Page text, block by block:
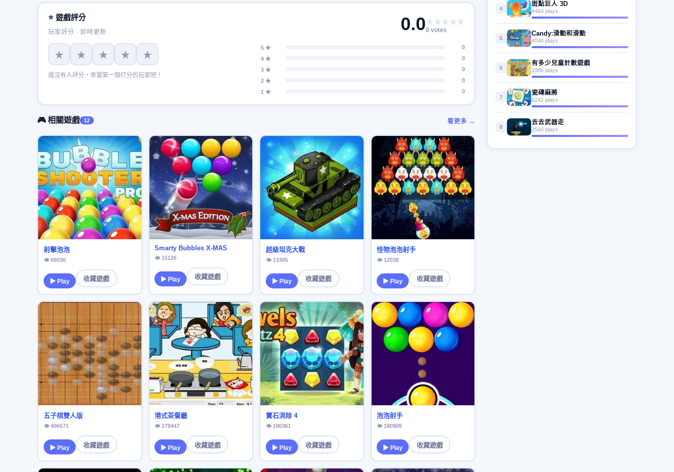
⭐ 遊戲評分
玩家評分 · 即時更新 0.0★★★★★
0 votes
★ ★ ★ ★ ★
還沒有人評分，來當第一個打分的玩家吧！
5 ★
0
4 ★
0
3 ★
0
2 ★
0
1 ★
0
🎮 相關遊戲 12 看更多 →
射擊泡泡
👁 66030
▶ Play 收藏遊戲
Smarty Bubbles X-MAS
👁 15126
▶ Play 收藏遊戲
超級坦克大戰
👁 13305
▶ Play 收藏遊戲
怪物泡泡射手
👁 12038
▶ Play 收藏遊戲
五子棋雙人版
👁 406571
▶ Play 收藏遊戲
港式茶餐廳
👁 279447
▶ Play 收藏遊戲
寶石消除 4
👁 196361
▶ Play 收藏遊戲
泡泡射手
👁 180909
▶ Play 收藏遊戲
4
斑點巨人 3D
4464 plays
5
Candy:滑動和滑動
4044 plays
6
有多少兒童計數遊戲
1986 plays
7
瓷磚麻將
6242 plays
8
去去武器走
2560 plays